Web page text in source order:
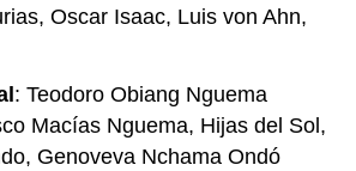
Oscar Isaac, Luis von Ahn,
: Teodoro Obiang Nguema
Macías Nguema, Hijas del Sol,
Genoveva Nchama Ondó